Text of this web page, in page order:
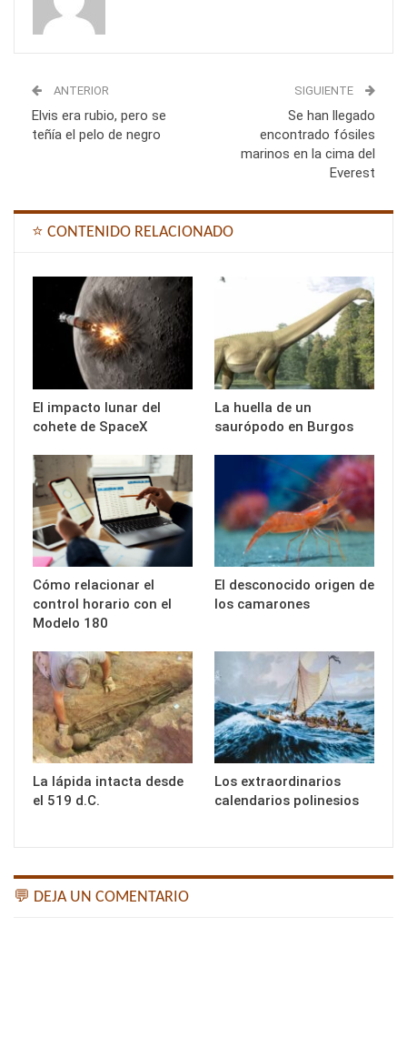
ANTERIOR
Elvis era rubio, pero se
teñía el pelo de negro
SIGUIENTE
Se han llegado
encontrado fósiles
marinos en la cima del
Everest
⭐ CONTENIDO RELACIONADO
El impacto lunar del
cohete de SpaceX
La huella de un
saurópodo en Burgos
Cómo relacionar el
control horario con el
Modelo 180
El desconocido origen de
los camarones
La lápida intacta desde
el 519 d.C.
Los extraordinarios
calendarios polinesios
💬 DEJA UN COMENTARIO